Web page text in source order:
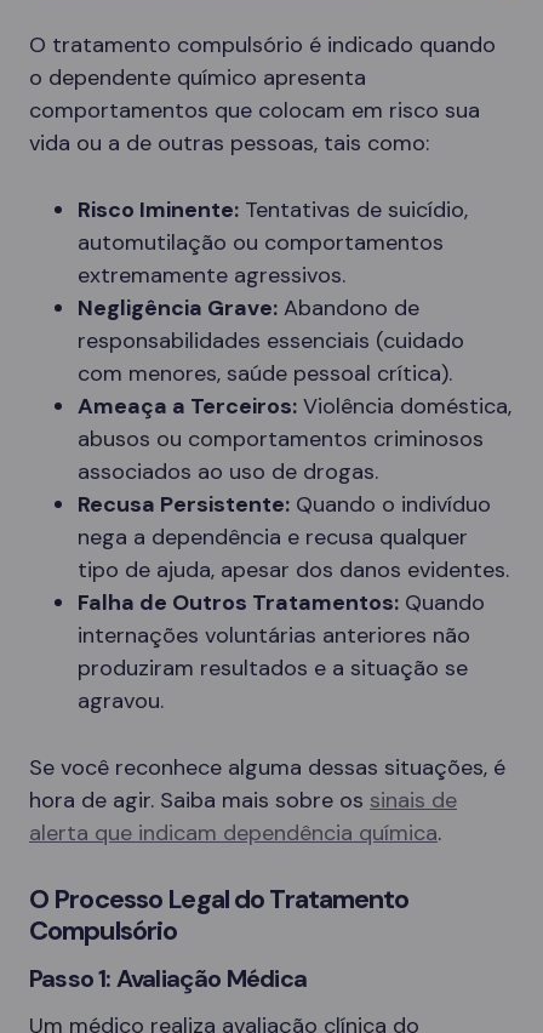
O tratamento compulsório é indicado quando
o dependente químico apresenta
comportamentos que colocam em risco sua
vida ou a de outras pessoas, tais como:
Risco Iminente: Tentativas de suicídio,
automutilação ou comportamentos
extremamente agressivos.
Negligência Grave: Abandono de
responsabilidades essenciais (cuidado
com menores, saúde pessoal crítica).
Ameaça a Terceiros: Violência doméstica,
abusos ou comportamentos criminosos
associados ao uso de drogas.
Recusa Persistente: Quando o indivíduo
nega a dependência e recusa qualquer
tipo de ajuda, apesar dos danos evidentes.
Falha de Outros Tratamentos: Quando
internações voluntárias anteriores não
produziram resultados e a situação se
agravou.
Se você reconhece alguma dessas situações, é
hora de agir. Saiba mais sobre os sinais de
alerta que indicam dependência química.
O Processo Legal do Tratamento
Compulsório
Passo 1: Avaliação Médica
Um médico realiza avaliação clínica do